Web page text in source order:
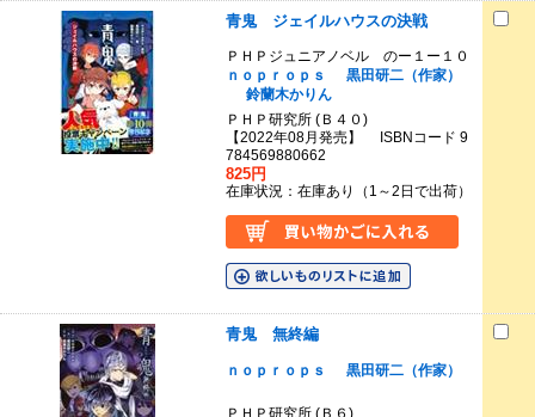
青鬼 ジェイルハウスの決戦
ＰＨＰジュニアノベル のー１ー１０
ｎｏｐｒｏｐｓ
黒田研二（作家）
鈴蘭木かりん
ＰＨＰ研究所 (Ｂ４０)
【2022年08月発売】 ISBNコード 9
784569880662
825円
在庫状況：在庫あり（1～2日で出荷）
青鬼 無終編
ｎｏｐｒｏｐｓ 黒田研二（作家）
ＰＨＰ研究所 (Ｂ６)